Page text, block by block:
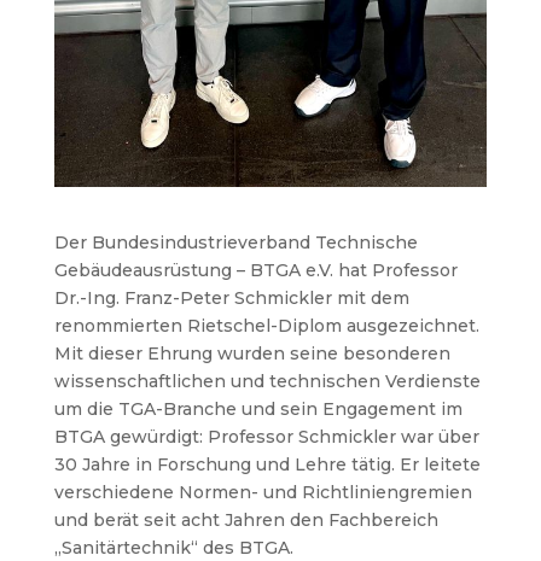
Der Bundesindustrieverband Technische
Gebäudeausrüstung – BTGA e.V. hat Professor
Dr.-Ing. Franz-Peter Schmickler mit dem
renommierten Rietschel-Diplom ausgezeichnet.
Mit dieser Ehrung wurden seine besonderen
wissenschaftlichen und technischen Verdienste
um die TGA-Branche und sein Engagement im
BTGA gewürdigt: Professor Schmickler war über
30 Jahre in Forschung und Lehre tätig. Er leitete
verschiedene Normen- und Richtliniengremien
und berät seit acht Jahren den Fachbereich
„Sanitärtechnik“ des BTGA.